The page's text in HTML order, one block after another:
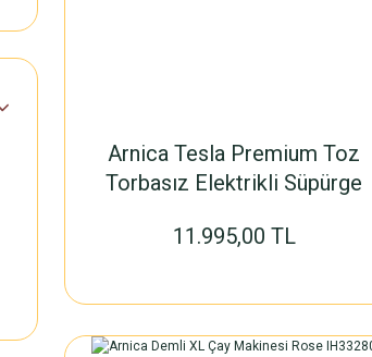
Arnica Tesla Premium Toz
Torbasız Elektrikli Süpürge
11.995,00 TL